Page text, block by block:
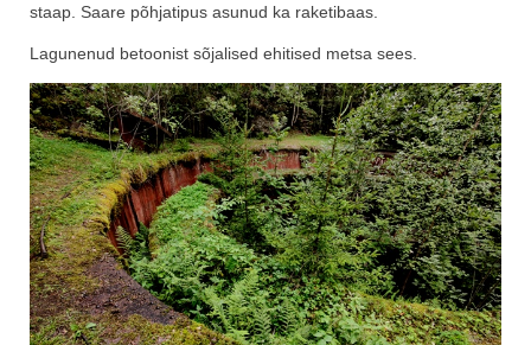
staap. Saare põhjatipus asunud ka raketibaas.
Lagunenud betoonist sõjalised ehitised metsa sees.